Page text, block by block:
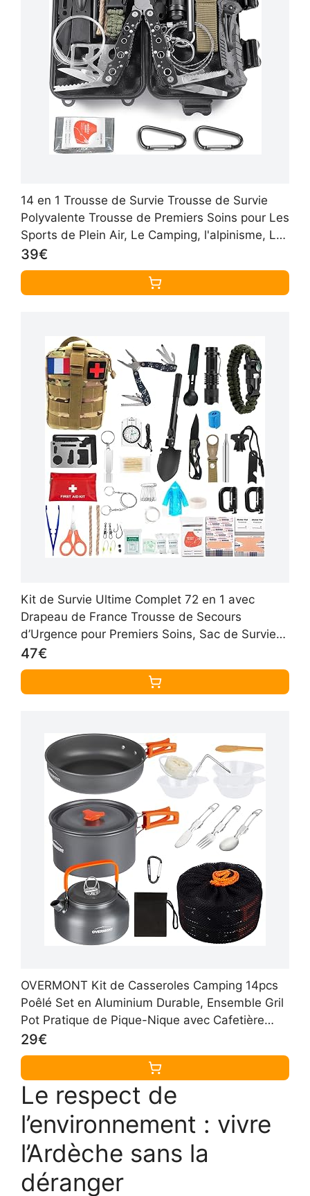
14 en 1 Trousse de Survie Trousse de Survie
Polyvalente Trousse de Premiers Soins pour Les
Sports de Plein Air, Le Camping, l'alpinisme, Les
Pierres Ignifuges
39€
Kit de Survie Ultime Complet 72 en 1 avec
Drapeau de France Trousse de Secours
d’Urgence pour Premiers Soins, Sac de Survie
Pratique,Trousse de Secours, Survie Materiel
Militaire pour Camping
47€
OVERMONT Kit de Casseroles Camping 14pcs
Poêlé Set en Aluminium Durable, Ensemble Gril
Pot Pratique de Pique-Nique avec Cafetière
Théière pour Randonnée
29€
Le respect de
l’environnement : vivre
l’Ardèche sans la
déranger